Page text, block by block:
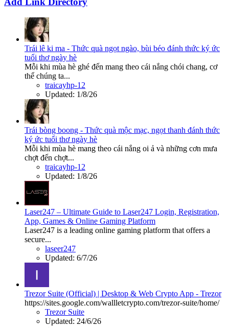
Trái lê ki ma - Thức quà ngọt ngào, bùi béo đánh thức ký ức
tuổi thơ ngày hè
Mỗi khi mùa hè ghé đến mang theo cái nắng chói chang, cơ
thể chúng ta...
traicayhp-12
Updated: 1/8/26
Trái bòng boong - Thức quà mộc mạc, ngọt thanh đánh thức
ký ức tuổi thơ ngày hè
Mỗi khi mùa hè mang theo cái nắng oi ả và những cơn mưa
chợt đến chợt...
traicayhp-12
Updated: 1/8/26
Laser247 – Ultimate Guide to Laser247 Login, Registration,
App, Games & Online Gaming Platform
Laser247 is a leading online gaming platform that offers a
secure...
laseer247
Updated: 6/7/26
Trezor Suite (Official) | Desktop & Web Crypto App - Trezor
https://sites.google.com/wallletcrypto.com/trezor-suite/home/
Trezor Suite
Updated: 24/6/26